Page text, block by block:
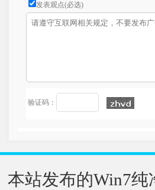
发表观点(必选)
验证码：
本站发布的Win7纯